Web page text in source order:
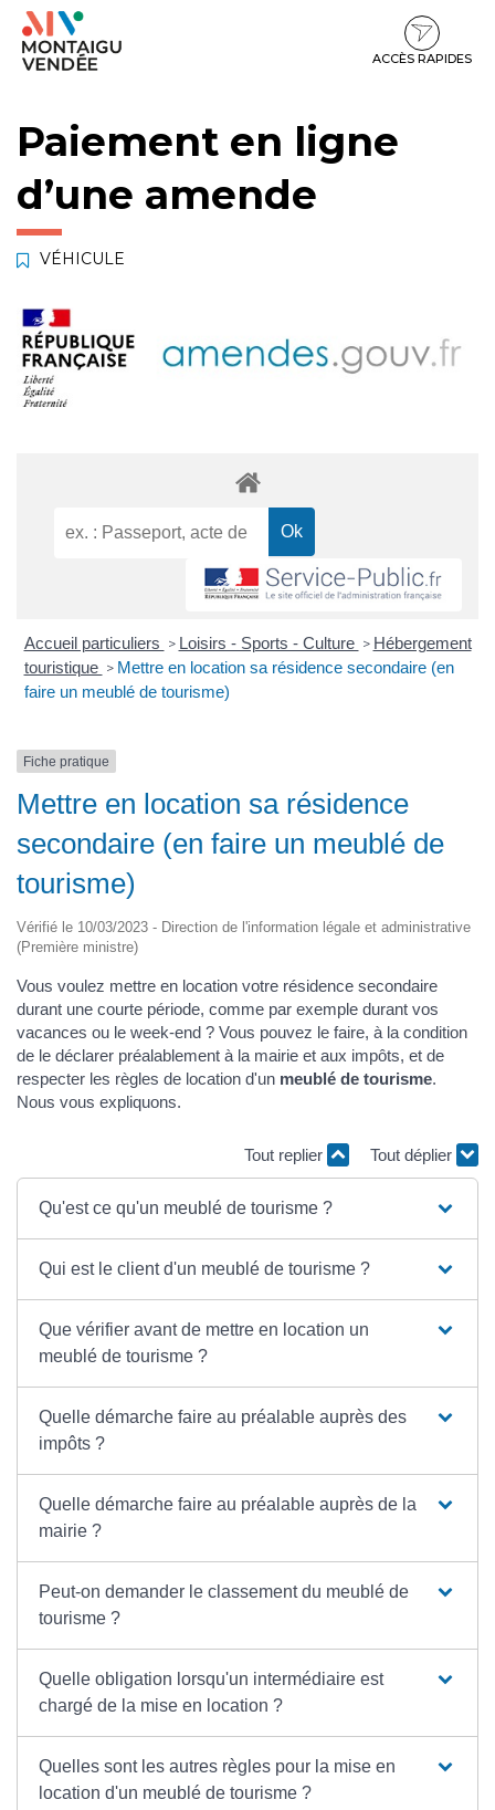
Gestion des traceurs
Aller
Aller
contenu
Aller
pied
ACCÈS RAPIDES
Paiement en ligne
d’une amende
VÉHICULE
Accueil particuliers > Loisirs - Sports - Culture > Hébergement
touristique > Mettre en location sa résidence secondaire (en
faire un meublé de tourisme)
Fiche pratique
Mettre en location sa résidence
secondaire (en faire un meublé de
tourisme)
Vérifié le 10/03/2023 - Direction de l'information légale et administrative
(Première ministre)
Vous voulez mettre en location votre résidence secondaire
durant une courte période, comme par exemple durant vos
vacances ou le week-end ? Vous pouvez le faire, à la condition
de le déclarer préalablement à la mairie et aux impôts, et de
respecter les règles de location d'un meublé de tourisme.
Nous vous expliquons.
Tout replier Tout déplier
Qu'est ce qu'un meublé de tourisme ?
Qui est le client d'un meublé de tourisme ?
Que vérifier avant de mettre en location un
meublé de tourisme ?
Quelle démarche faire au préalable auprès des
impôts ?
Quelle démarche faire au préalable auprès de la
mairie ?
Peut-on demander le classement du meublé de
tourisme ?
Quelle obligation lorsqu'un intermédiaire est
chargé de la mise en location ?
Quelles sont les autres règles pour la mise en
location d'un meublé de tourisme ?